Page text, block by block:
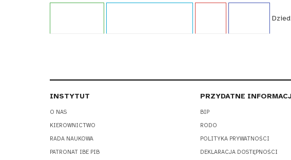
INSTYTUT
O NAS
KIEROWNICTWO
RADA NAUKOWA
PATRONAT IBE PIB
PRZYDATNE
BIP
RODO
POLITYKA PRYWATNOŚCI
DEKLARACJA DOSTĘPNOŚCI